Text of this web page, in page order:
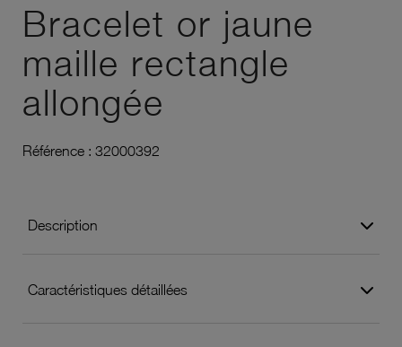
Bracelet or jaune
maille rectangle
allongée
Référence : 32000392
Description
Caractéristiques détaillées